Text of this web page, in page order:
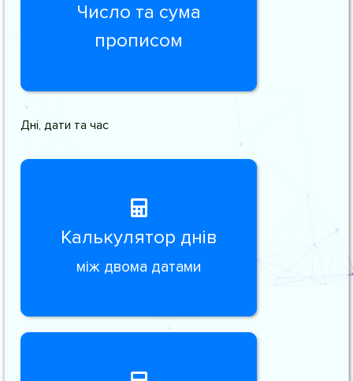
Число та сума
прописом
Дні, дати та час
Калькулятор днів
між двома датами